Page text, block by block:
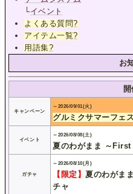
└イベント
よくある質問?
アイテム一覧?
用語集?
お
キャンペーン
～2026/09/01(火)
グルミクサマーフェ
イベント
～2026/08/08(土)
夏のわがまま ～
ガチャ
～2026/08/10(月)
【限定】夏のわがま
チャ